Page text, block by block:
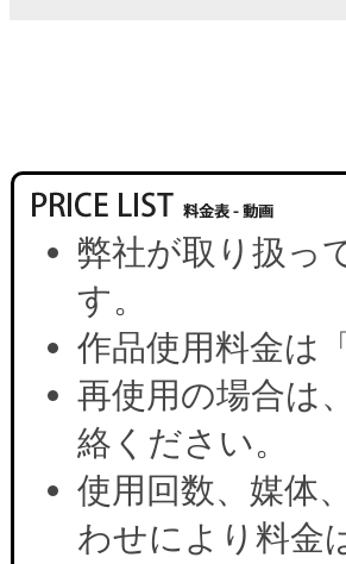
弊社が取り扱っ
す。
作品使用料金は
再使用の場合は
絡ください。
使用回数、媒体
わせにより料金